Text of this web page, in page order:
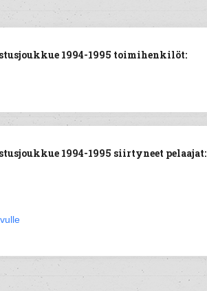
1994-1995 toimihenkilöt:
1994-1995 siirtyneet pelaajat: